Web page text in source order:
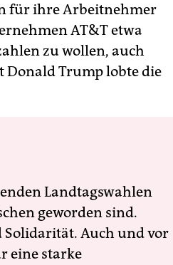
für ihre Arbeitnehmer
AT&T etwa
zu wollen, auch
Donald Trump lobte die
Landtagswahlen
geworden sind.
Solidarität. Auch und vor
eine starke